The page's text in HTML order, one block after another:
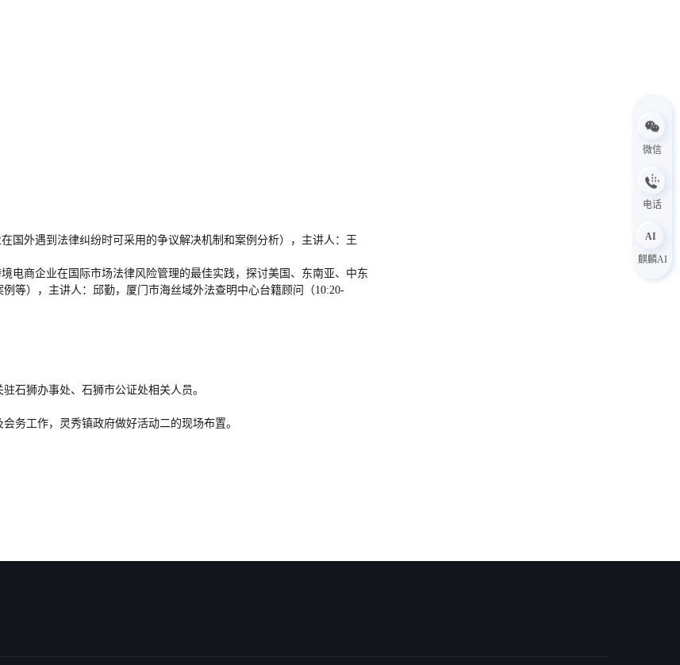
国外遇到法律纠纷时可采用的争议解决机制和案例分析），主讲人：王
电商企业在国际市场法律风险管理的最佳实践，探讨美国、东南亚、中东
等），主讲人：邱勤，厦门市海丝域外法查明中心台籍顾问（10:20-
石狮办事处、石狮市公证处相关人员。
务工作，灵秀镇政府做好活动二的现场布置。
微信
电话
AI
麒麟AI